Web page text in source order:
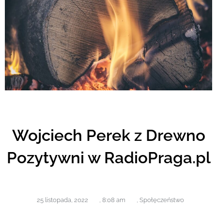
Wojciech Perek z Drewno
Pozytywni w RadioPraga.pl
25 listopada, 2022 8:08 am Społęczeństwo